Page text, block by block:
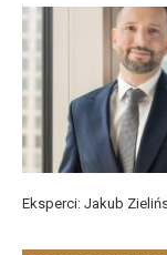
Eksperci: Jakub